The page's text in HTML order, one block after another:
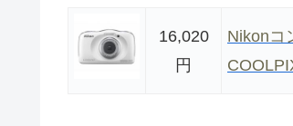
16,020
円
Nikonコ